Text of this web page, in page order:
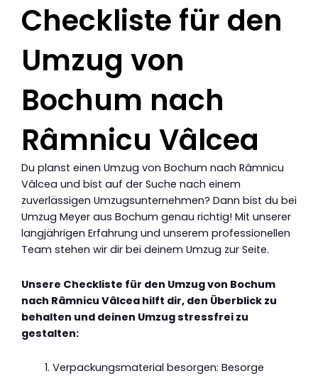
Checkliste für den
Umzug von
Bochum nach
Râmnicu Vâlcea
Du planst einen Umzug von Bochum nach Râmnicu
Vâlcea und bist auf der Suche nach einem
zuverlässigen Umzugsunternehmen? Dann bist du bei
Umzug Meyer aus Bochum genau richtig! Mit unserer
langjährigen Erfahrung und unserem professionellen
Team stehen wir dir bei deinem Umzug zur Seite.
Unsere Checkliste für den Umzug von Bochum
nach Râmnicu Vâlcea hilft dir, den Überblick zu
behalten und deinen Umzug stressfrei zu
gestalten:
Verpackungsmaterial besorgen: Besorge